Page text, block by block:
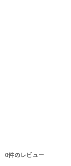
0件のレビュー